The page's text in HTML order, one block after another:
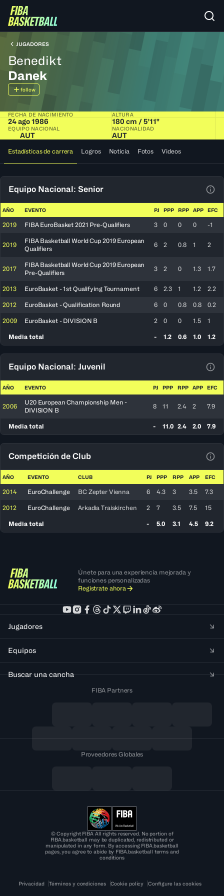
JUGADORES
Benedikt
Danek
follow
FECHA DE NACIMIENTO
24 ago 1986
ALTURA
180 cm / 5'11"
EQUIPO NACIONAL
AUT
NACIONALIDAD
AUT
Estadísticas de carrera Logros Noticia Fotos Videos
Equipo Nacional: Senior
AÑO EVENTO PJ PPP RPP APP EFC
2019 FIBA EuroBasket 2021 Pre-Qualifiers 3 0 0 0 -1
2019
FIBA Basketball World Cup 2019 European
Qualifiers
6 2 0.8 1 2
2017
FIBA Basketball World Cup 2019 European
Pre-Qualifiers
3 2 0 1.3 1.7
2013 EuroBasket - 1st Qualifying Tournament 6 2.3 1 1.2 2.2
2012 EuroBasket - Qualification Round 6 0 0.8 0.8 0.2
2009 EuroBasket - DIVISION B 2 0 0 1.5 1
Media total - 1.2 0.6 1.0 1.2
Equipo Nacional: Juvenil
AÑO EVENTO PJ PPP RPP APP EFC
2006
U20 European Championship Men -
DIVISION B
8 11 2.4 2 7.9
Media total - 11.0 2.4 2.0 7.9
Competición de Club
AÑO EVENTO CLUB PJ PPP RPP APP EFC
2014 EuroChallenge BC Zepter Vienna 6 4.3 3 3.5 7.3
2012 EuroChallenge Arkadia Traiskirchen 2 7 3.5 7.5 15
Media total - 5.0 3.1 4.5 9.2
Únete para una experiencia mejorada y
funciones personalizadas
Regístrate ahora
Jugadores
Equipos
Buscar una cancha
FIBA Partners
Proveedores Globales
© Copyright FIBA All rights reserved. No portion of
FIBA.basketball may be duplicated, redistributed or
manipulated in any form. By accessing FIBA.basketball
pages, you agree to abide by FIBA.basketball terms and
conditions
Privacidad Términos y condiciones Cookie policy Configure las cookies